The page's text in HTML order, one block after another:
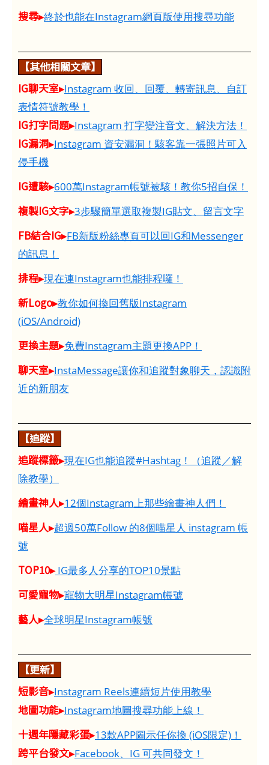
搜尋▸終於也能在Instagram網頁版使用搜尋功能
【其他相關文章】
IG聊天室▸Instagram 收回、回覆、轉寄訊息、自訂
表情符號教學！
IG打字問題▸Instagram 打字變注音文、解決方法！
IG漏洞▸Instagram 資安漏洞！駭客靠一張照片可入
侵手機
IG遭駭▸600萬Instagram帳號被駭！教你5招自保！
複製IG文字▸3步驟簡單選取複製IG貼文、留言文字
FB結合IG▸FB新版粉絲專頁可以回IG和Messenger
的訊息！
排程▸現在連Instagram也能排程囉！
新Logo▸教你如何換回舊版Instagram
(iOS/Android)
更換主題▸免費Instagram主題更換APP！
聊天室▸InstaMessage讓你和追蹤對象聊天，認識附
近的新朋友
【追蹤】
追蹤標籤▸現在IG也能追蹤#Hashtag！（追蹤／解
除教學）
繪畫神人▸12個Instagram上那些繪畫神人們！
喵星人▸超過50萬Follow 的8個喵星人 instagram 帳
號
TOP10▸IG最多人分享的TOP10景點
可愛寵物▸寵物大明星Instagram帳號
藝人▸全球明星Instagram帳號
【更新】
短影音▸Instagram Reels連續短片使用教學
地圖功能▸Instagram地圖搜尋功能上線！
十週年隱藏彩蛋▸13款APP圖示任你換 (iOS限定)！
跨平台發文▸Facebook、IG 可共同發文！